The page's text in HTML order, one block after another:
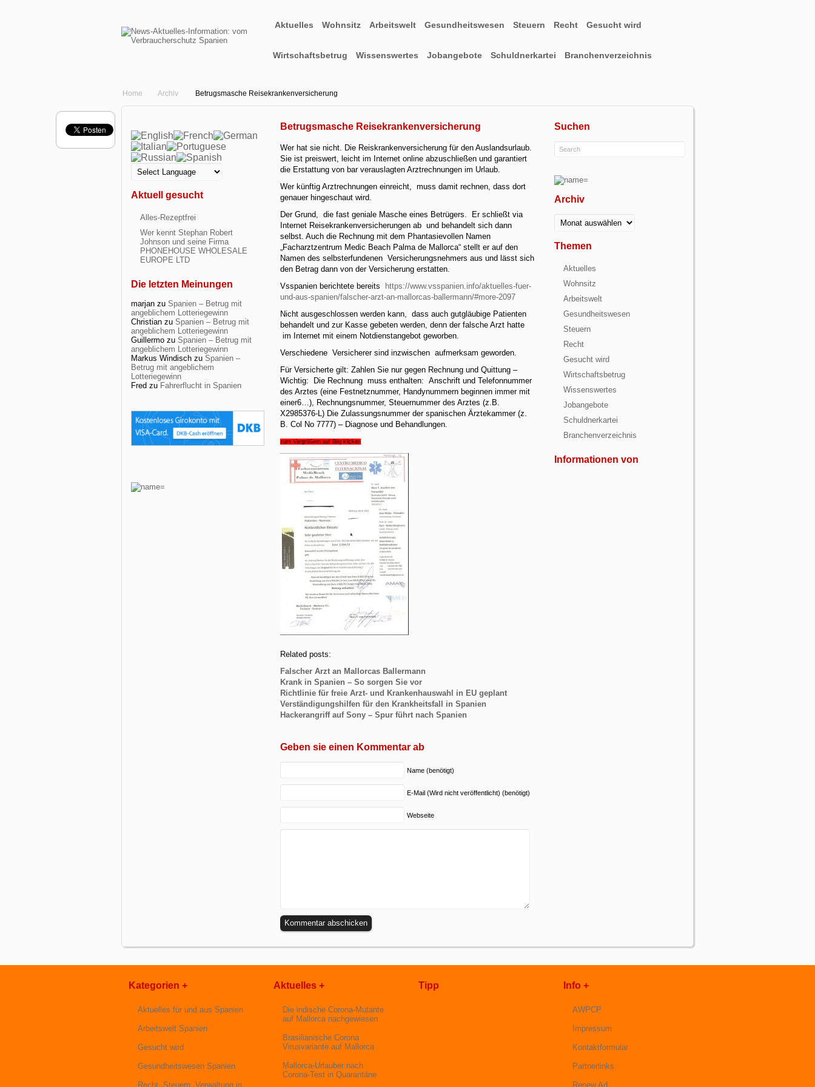
Aktuelles Wohnsitz Arbeitswelt Gesundheitswesen Steuern Recht Gesucht wird
Wirtschaftsbetrug Wissenswertes Jobangebote Schuldnerkartei Branchenverzeichnis
Home Archiv Betrugsmasche Reisekrankenversicherung
Aktuell gesucht
Alles-Rezeptfrei
Wer kennt Stephan Robert
Johnson und seine Firma
PHONEHOUSE WHOLESALE
EUROPE LTD
Die letzten Meinungen
marjan zu Spanien – Betrug mit
angeblichem Lotteriegewinn
Christian zu Spanien – Betrug mit
angeblichem Lotteriegewinn
Guillermo zu Spanien – Betrug mit
angeblichem Lotteriegewinn
Markus Windisch zu Spanien –
Betrug mit angeblichem
Lotteriegewinn
Fred zu Fahrerflucht in Spanien
Suchen
Archiv
Archiv
Themen
Aktuelles
Wohnsitz
Arbeitswelt
Gesundheitswesen
Steuern
Recht
Gesucht wird
Wirtschaftsbetrug
Wissenswertes
Jobangebote
Schuldnerkartei
Branchenverzeichnis
Informationen von
Betrugsmasche Reisekrankenversicherung
Wer hat sie nicht. Die Reiskrankenversicherung für den Auslandsurlaub.
Sie ist preiswert, leicht im Internet online abzuschließen und garantiert
die Erstattung von bar verauslagten Arztrechnungen im Urlaub.
Wer künftig Arztrechnungen einreicht, muss damit rechnen, dass dort
genauer hingeschaut wird.
Der Grund, die fast geniale Masche eines Betrügers. Er schließt via
Internet Reisekrankenversicherungen ab und behandelt sich dann
selbst. Auch die Rechnung mit dem Phantasievollen Namen
„Facharztzentrum Medic Beach Palma de Mallorca“ stellt er auf den
Namen des selbsterfundenen Versicherungsnehmers aus und lässt sich
den Betrag dann von der Versicherung erstatten.
Vsspanien berichtete bereits
https://www.vsspanien.info/aktuelles-fuer-
und-aus-spanien/falscher-arzt-an-mallorcas-ballermann/#more-2097
Nicht ausgeschlossen werden kann, dass auch gutgläubige Patienten
behandelt und zur Kasse gebeten werden, denn der falsche Arzt hatte
im Internet mit einem Notdienstangebot geworben.
Verschiedene Versicherer sind inzwischen aufmerksam geworden.
Für Versicherte gilt: Zahlen Sie nur gegen Rechnung und Quittung –
Wichtig: Die Rechnung muss enthalten: Anschrift und Telefonnummer
des Arztes (eine Festnetznummer, Handynummern beginnen immer mit
einer6…), Rechnungsnummer, Steuernummer des Arztes (z.B.
X2985376-L) Die Zulassungsnummer der spanischen Ärztekammer (z.
B. Col No 7777) – Diagnose und Behandlungen.
zum Vergrößern auf Bilg klicken
Related posts:
Falscher Arzt an Mallorcas Ballermann
Krank in Spanien – So sorgen Sie vor
Richtlinie für freie Arzt- und Krankenhauswahl in EU geplant
Verständigungshilfen für den Krankheitsfall in Spanien
Hackerangriff auf Sony – Spur führt nach Spanien
Geben sie einen Kommentar ab
Name (benötigt)
E-Mail (Wird nicht veröffentlicht) (benötigt)
Webseite
Kategorien +
Aktuelles für und aus Spanien
Arbeitswelt Spanien
Gesucht wird
Gesundheitswesen Spanien
Recht, Steuern, Verwaltung in
Aktuelles +
Die indische Corona-Mutante
auf Mallorca nachgewiesen
Brasilianische Corona
Virusvariante auf Mallorca
Mallorca-Urlauber nach
Corona-Test in Quarantäne
Tipp Info +
AWPCP
Impressum
Kontaktformular
Partnerlinks
Renew Ad